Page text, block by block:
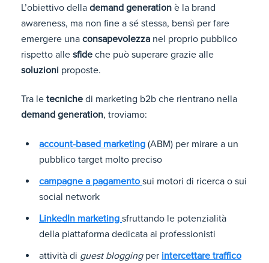
L’obiettivo della demand generation è la brand
awareness, ma non fine a sé stessa, bensì per fare
emergere una consapevolezza nel proprio pubblico
rispetto alle sfide che può superare grazie alle
soluzioni proposte.
Tra le tecniche di marketing b2b che rientrano nella
demand generation, troviamo:
account-based marketing (ABM) per mirare a un
pubblico target molto preciso
campagne a pagamento sui motori di ricerca o sui
social network
LinkedIn marketing sfruttando le potenzialità
della piattaforma dedicata ai professionisti
attività di guest bloggingper intercettare traffico